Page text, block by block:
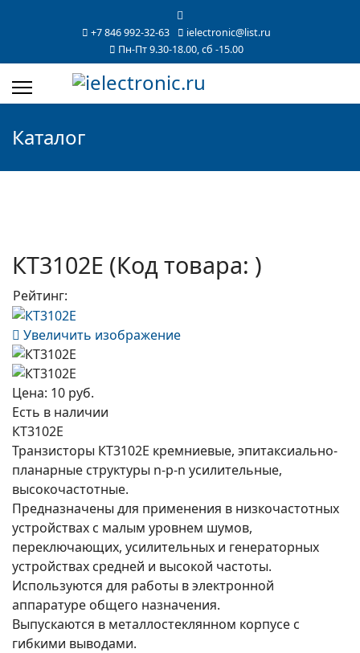
+7 846 992-32-63
ielectronic@list.ru
Пн-Пт 9.30-18.00, сб -15.00
Каталог
КТ3102Е (Код товара: )
Рейтинг:
Увеличить изображение
Цена: 10 руб.
Есть в наличии
КТ3102Е
Транзисторы КТ3102Е кремниевые, эпитаксиально-
планарные структуры n-p-n усилительные,
высокочастотные.
Предназначены для применения в низкочастотных
устройствах с малым уровнем шумов,
переключающих, усилительных и генераторных
устройствах средней и высокой частоты.
Используются для работы в электронной
аппаратуре общего назначения.
Выпускаются в металлостеклянном корпусе с
гибкими выводами.